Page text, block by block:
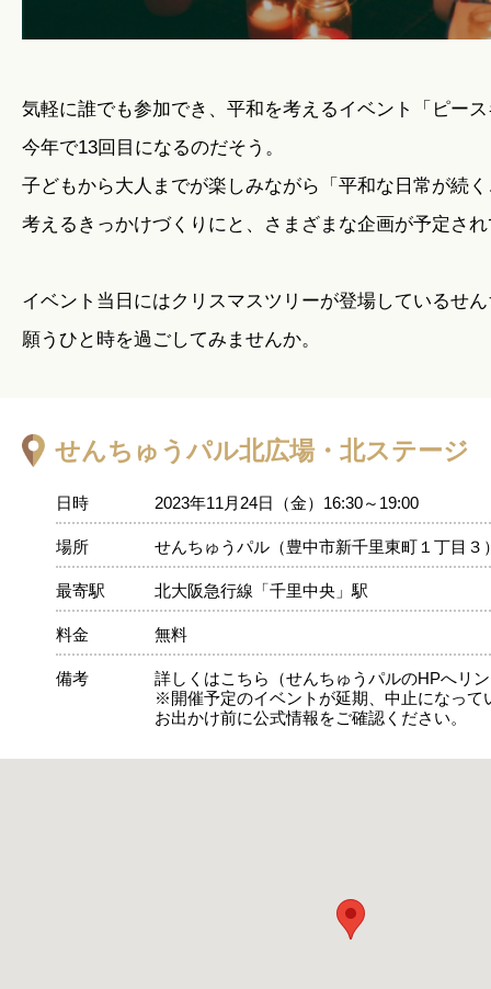
暮らしのメンテナンス
お知らせ
私たちのこと
気軽に誰でも参加でき、平和を考えるイベント「ピー
今年で13回目になるのだそう。
子どもから大人までが楽しみながら「平和な日常が続
考えるきっかけづくりにと、さまざまな企画が予定さ
イベント当日にはクリスマスツリーが登場しているせ
願うひと時を過ごしてみませんか。
せんちゅうパル北広場・北ステージ
日時 2023年11月24日（金）16:30～19:00
場所 せんちゅうパル（豊中市新千里東町１丁目３
最寄駅 北大阪急行線「千里中央」駅
料金 無料
備考
詳しくはこちら（せんちゅうパルのHPへリ
※開催予定のイベントが延期、中止になって
お出かけ前に公式情報をご確認ください。